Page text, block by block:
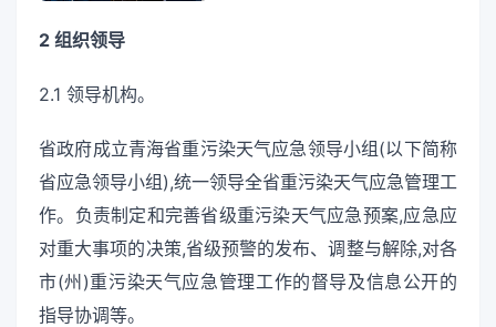
2 组织领导
2.1 领导机构。
省政府成立青海省重污染天气应急领导小组(以下简称
省应急领导小组),统一领导全省重污染天气应急管理工
作。负责制定和完善省级重污染天气应急预案,应急应
对重大事项的决策,省级预警的发布、调整与解除,对各
市(州)重污染天气应急管理工作的督导及信息公开的
指导协调等。